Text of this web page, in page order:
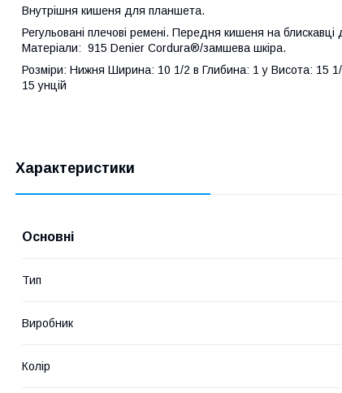
Внутрішня кишеня для планшета.
Регульовані плечові ремені. Передня кишеня на
Матеріали: 915 Denier Cordura®/замшева шкіра.
Розміри: Нижня Ширина: 10 1/2 в Глибина: 1 у Висота: 15
15 унцій
Характеристики
Основні
Тип
Виробник
Колір